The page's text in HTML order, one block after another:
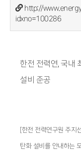
http://
idxno=100286
한전 전력연, 국내
설비 준공
[한전 전력연구원 주지
탄화 설비를 안내하는